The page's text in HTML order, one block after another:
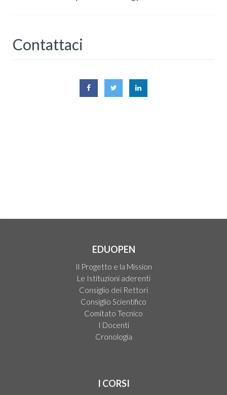
Contattaci
EDUOPEN
Il Progetto e la Mission
Le Istituzioni aderenti
Consiglio dei Rettori
Consiglio Scientifico
Comitato Tecnico
I Docenti
Cronologia
I CORSI